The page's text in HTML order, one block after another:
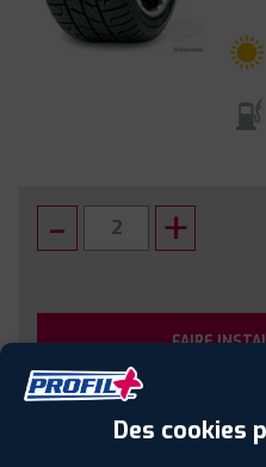
FAIRE
Sous réserve de
Des cookies